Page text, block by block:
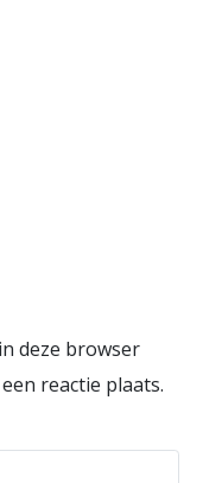
deze browser
reactie plaats.